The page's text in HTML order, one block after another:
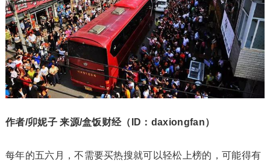
作者/卯妮子 来源/盒饭财经（ID：daxiongfan）
每年的五六月，不需要买热搜就可以轻松上榜的，可能得有